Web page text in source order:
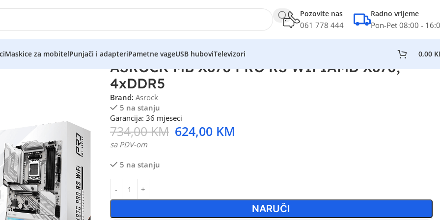
Pozovite nas
061 778 444
Radno vrijeme
Pon-Pet 08:00 -
Maskice za mobitelPunjači i adapteriPametne vageUSB huboviTelevizori 0,00
ASROCK MB X870 PRO RS WIFIAMD X870,
4xDDR5
Brand: Asrock
5 na stanju
Garancija: 36 mjeseci
734,00KM 624,00 KM
sa PDV-om
5 na stanju
NARUČI